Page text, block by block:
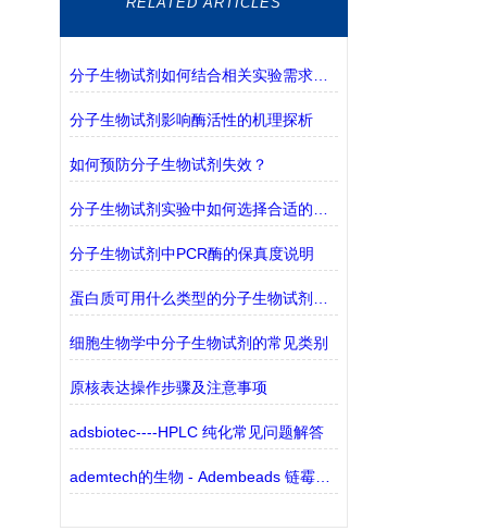
分子生物试剂如何结合相关实验需求进行选择？
分子生物试剂影响酶活性的机理探析
如何预防分子生物试剂失效？
分子生物试剂中PCR酶的保真度说明
细胞生物学中分子生物试剂的常见类别
原核表达操作步骤及注意事项
adsbiotec----HPLC 纯化常见问题解答
ademtech的生物 - Adembeads 链霉亲和素